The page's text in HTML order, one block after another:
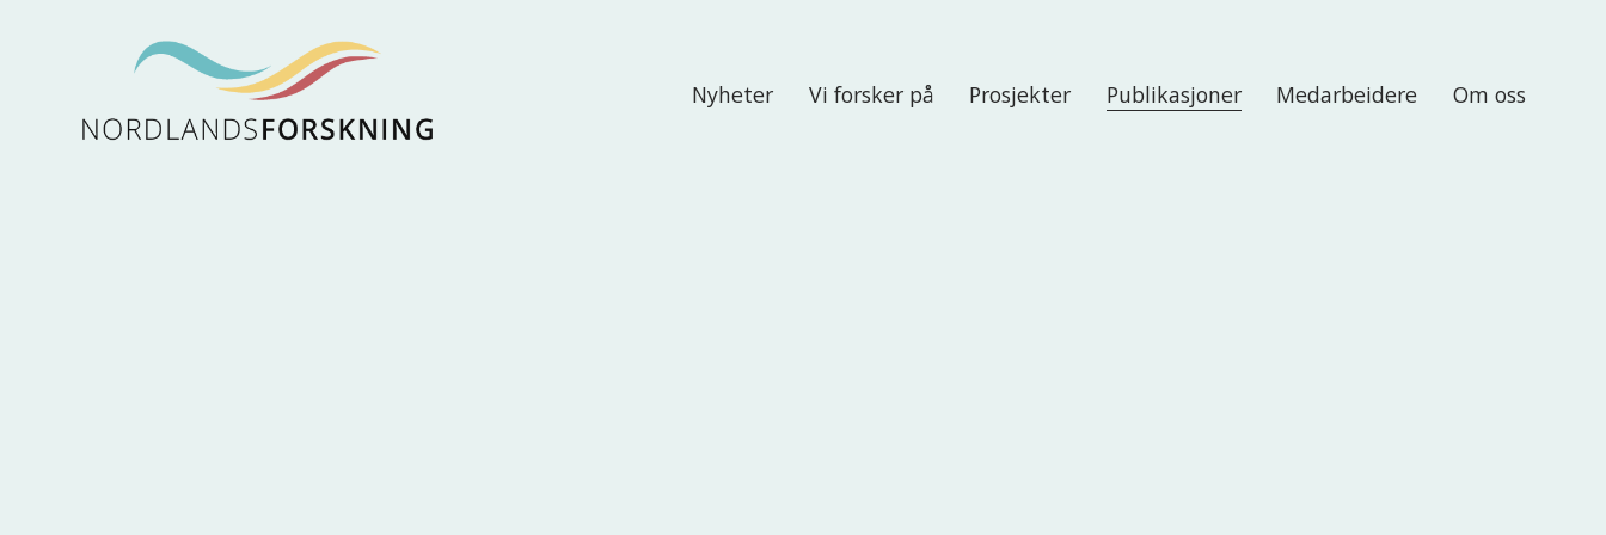
Nyheter Vi forsker på Prosjekter Publikasjoner Medarbeidere Om oss